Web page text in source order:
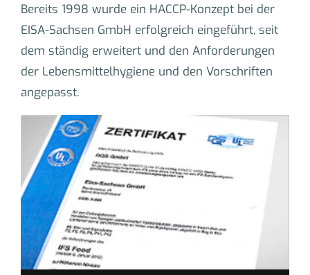
Bereits 1998 wurde ein HACCP-Konzept bei der
EISA-Sachsen GmbH erfolgreich eingeführt, seit
dem ständig erweitert und den Anforderungen
der Lebensmittelhygiene und den Vorschriften
angepasst.